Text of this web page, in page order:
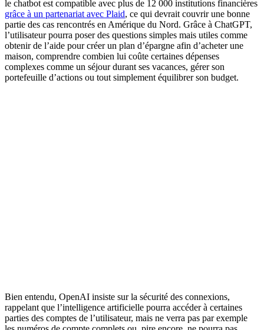
le chatbot est compatible avec plus de 12 000 institutions financières
grâce à un partenariat avec Plaid, ce qui devrait couvrir une bonne
partie des cas rencontrés en Amérique du Nord. Grâce à ChatGPT,
l’utilisateur pourra poser des questions simples mais utiles comme
obtenir de l’aide pour créer un plan d’épargne afin d’acheter une
maison, comprendre combien lui coûte certaines dépenses
complexes comme un séjour durant ses vacances, gérer son
portefeuille d’actions ou tout simplement équilibrer son budget.
Bien entendu, OpenAI insiste sur la sécurité des connexions,
rappelant que l’intelligence artificielle pourra accéder à certaines
parties des comptes de l’utilisateur, mais ne verra pas par exemple